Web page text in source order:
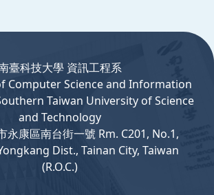
臺科技大學 資訊工程系
ComputerScience and Information
Taiwan University of Science
and Technology
永康區南台街一號 Rm. C201, No.1,
Dist., Tainan City, Taiwan
(R.O.C.)